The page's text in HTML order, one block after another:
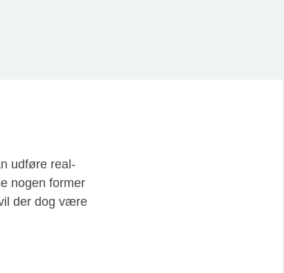
udføre real-
nogen former
der dog være